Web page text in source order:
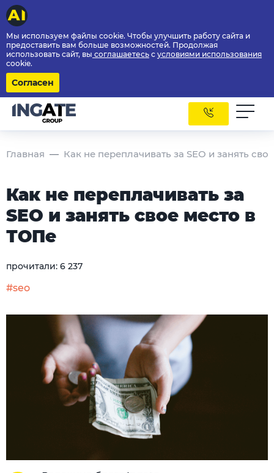
Мы используем файлы cookie. Чтобы улучшить работу сайта и
предоставить вам больше возможностей. Продолжая
использовать сайт, вы соглашаетесь с условиями использования
cookie.
Согласен
Главная Как не переплачивать за SEO и занять
Как не переплачивать за
SEO и занять свое место в
ТОПе
прочитали: 6 237
#seo